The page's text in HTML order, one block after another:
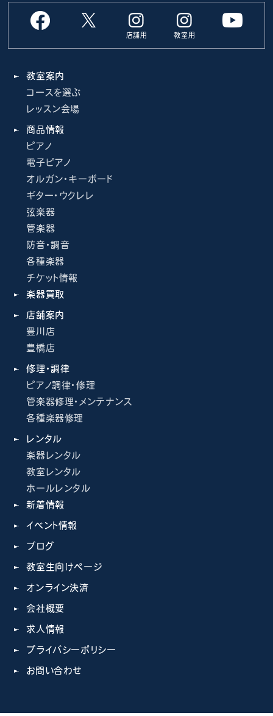
店舗用 教室用
教室案内
コースを選ぶ
レッスン会場
商品情報
ピアノ
電子ピアノ
オルガン・キーボード
ギター・ウクレレ
弦楽器
管楽器
防音・調音
各種楽器
チケット情報
楽器買取
店舗案内
豊川店
豊橋店
修理・調律
ピアノ調律・修理
管楽器修理・メンテナンス
各種楽器修理
レンタル
楽器レンタル
教室レンタル
ホールレンタル
新着情報
イベント情報
ブログ
教室生向けページ
オンライン決済
会社概要
求人情報
プライバシーポリシー
お問い合わせ